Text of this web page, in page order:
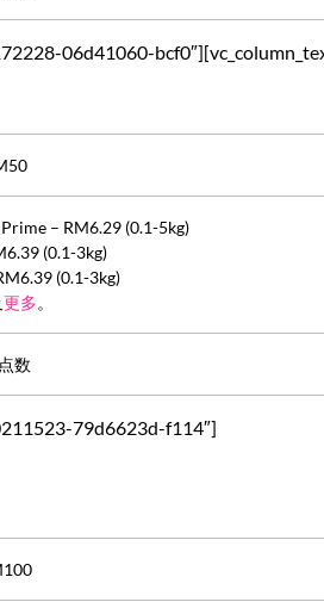
06d41060-
– RM6.29 (0.1-5kg)
(0.1-3kg)
(0.1-3kg)
更多。
数
79d6623d-f114″]